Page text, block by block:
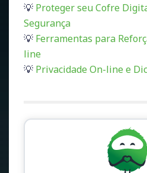
💡 Proteger seu Cofre
Segurança
💡 Ferramentas para
line
💡 Privacidade On-line e